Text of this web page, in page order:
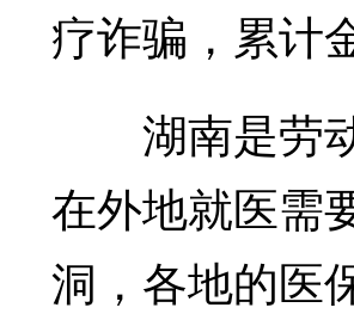
疗诈骗，累计
湖南是劳动
在外地就医需
洞，各地的医